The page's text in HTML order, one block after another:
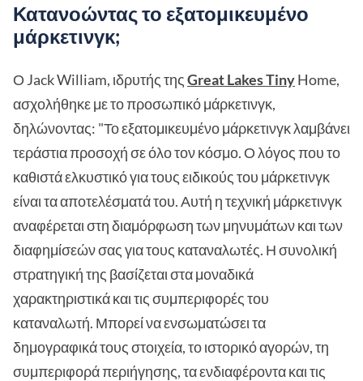
Κατανοώντας το εξατομικευμένο
μάρκετινγκ;
Ο Jack William, ιδρυτής τηςGreat Lakes TinyHome,
ασχολήθηκε με το προσωπικό μάρκετινγκ,
δηλώνοντας: "Το εξατομικευμένο μάρκετινγκ λαμβάνει
τεράστια προσοχή σε όλο τον κόσμο. Ο λόγος που το
καθιστά ελκυστικό για τους ειδικούς του μάρκετινγκ
είναι τα αποτελέσματά του. Αυτή η τεχνική μάρκετινγκ
αναφέρεται στη διαμόρφωση των μηνυμάτων και των
διαφημίσεών σας για τους καταναλωτές. Η συνολική
στρατηγική της βασίζεται στα μοναδικά
χαρακτηριστικά και τις συμπεριφορές του
καταναλωτή. Μπορεί να ενσωματώσει τα
δημογραφικά τους στοιχεία, το ιστορικό αγορών, τη
συμπεριφορά περιήγησης, τα ενδιαφέροντα και τις